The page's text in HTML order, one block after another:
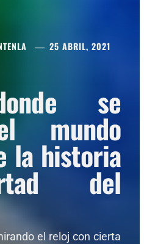
25 ABRIL, 2021
se
mundo
la historia
del
el reloj con cierta